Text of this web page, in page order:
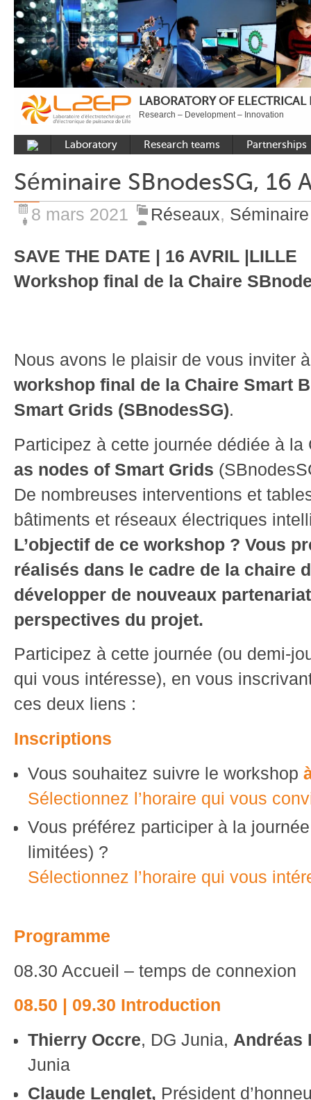
LABORATORY OF
Research – Development – Innovation
Laboratory
Developments
Plateformes
Recruitment
Publications
Research teams
Power Electronics
Numerical Tools and
Methods
Partnerships
International
Industrial
Séminaire SBnodesSG, 16
8 mars 2021 Réseaux, Séminaire
SAVE THE DATE | 16 AVRIL |LILLE
Workshop final de la Chaire
Nous avons le plaisir de vous inviter
workshop final de la Chaire Smart
Smart Grids (SBnodesSG).
Participez à cette journée dédiée à la
as nodes of Smart Grids
De nombreuses interventions et
bâtiments et réseaux électriques
L’objectif de ce workshop ? Vous
réalisés dans le cadre de la chaire
développer de nouveaux
perspectives du projet.
Participez à cette journée (ou demi-
qui vous intéresse), en vous
ces deux liens :
Inscriptions
Vous souhaitez suivre le workshop
Sélectionnez l’horaire qui vous
Vous préférez participer à la
limitées) ?
Sélectionnez l’horaire qui vous
Programme
08.30 Accueil – temps de connexion
08.50 | 09.30 Introduction
Thierry Occre, DG Junia, Andréas
Junia
Claude Lenglet, Président